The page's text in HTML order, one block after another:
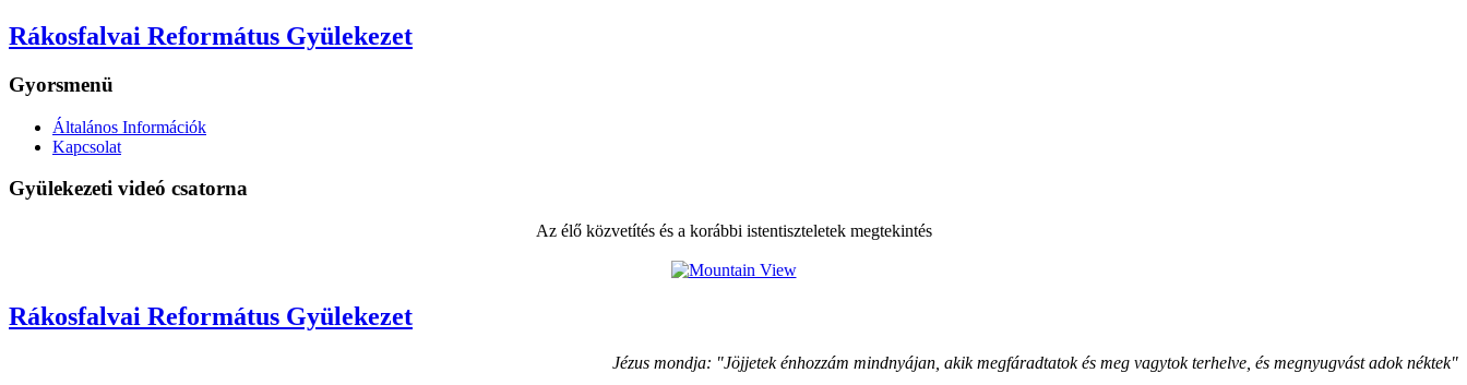
Rákosfalvai Református Gyülekezet
Gyorsmenü
Általános Információk
Kapcsolat
Gyülekezeti videó csatorna
Az élő közvetítés és a korábbi istentiszteletek megtekintés
Rákosfalvai Református Gyülekezet
Jézus mondja: "Jöjjetek énhozzám mindnyájan, akik megfáradtatok és meg vagytok terhelve, és megnyugvást adok néktek"